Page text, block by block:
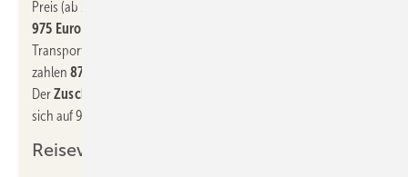
Preis (ab 10 Teilnehmern):
975 Euro pro Person
Transporte vor Ort).
zahlen 875 Euro pro Person.
DerZuschlag
sich auf 90 Euro.
Reiseverlauf